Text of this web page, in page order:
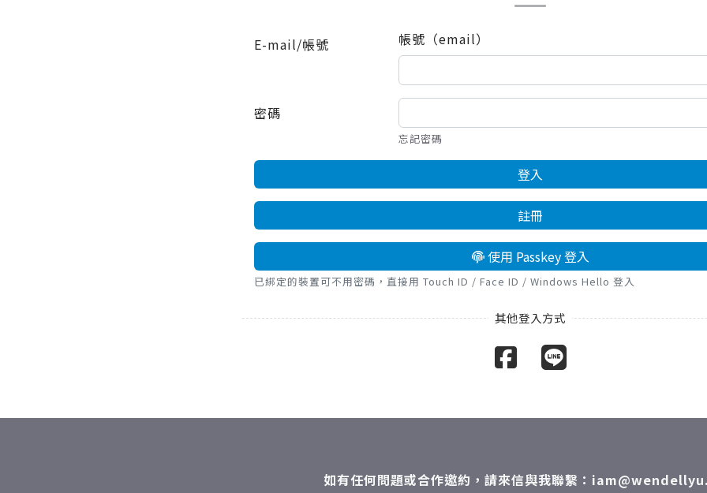
E-mail/帳號 帳號（email）
密碼
忘記密碼
登入
註冊
使用 Passkey 登入
已綁定的裝置可不用密碼，直接用 Touch ID / Face ID / Windows Hello 登入
如有任何問題或合作邀約，請來信與我聯繫：